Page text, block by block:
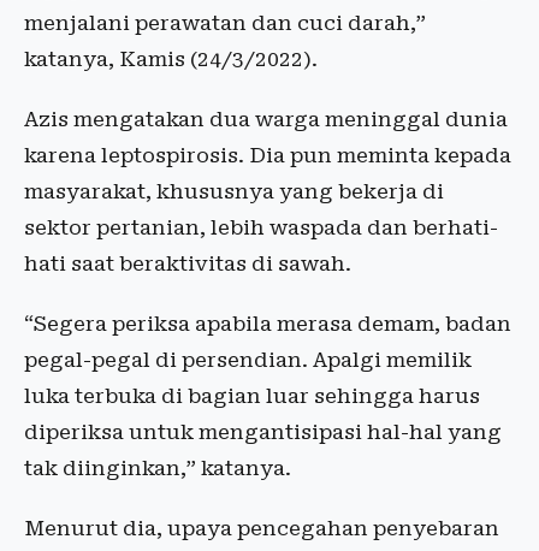
menjalani perawatan dan cuci darah,”
katanya, Kamis (24/3/2022).
Azis mengatakan dua warga meninggal dunia
karena leptospirosis. Dia pun meminta kepada
masyarakat, khususnya yang bekerja di
sektor pertanian, lebih waspada dan berhati-
hati saat beraktivitas di sawah.
“Segera periksa apabila merasa demam, badan
pegal-pegal di persendian. Apalgi memilik
luka terbuka di bagian luar sehingga harus
diperiksa untuk mengantisipasi hal-hal yang
tak diinginkan,” katanya.
Menurut dia, upaya pencegahan penyebaran